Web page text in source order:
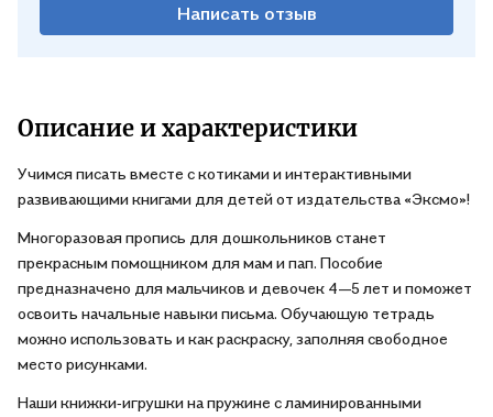
Написать отзыв
Описание и характеристики
Учимся писать вместе с котиками и интерактивными
развивающими книгами для детей от издательства «Эксмо»!
Многоразовая пропись для дошкольников станет
прекрасным помощником для мам и пап. Пособие
предназначено для мальчиков и девочек 4—5 лет и поможет
освоить начальные навыки письма. Обучающую тетрадь
можно использовать и как раскраску, заполняя свободное
место рисунками.
Наши книжки‑игрушки на пружине с ламинированными